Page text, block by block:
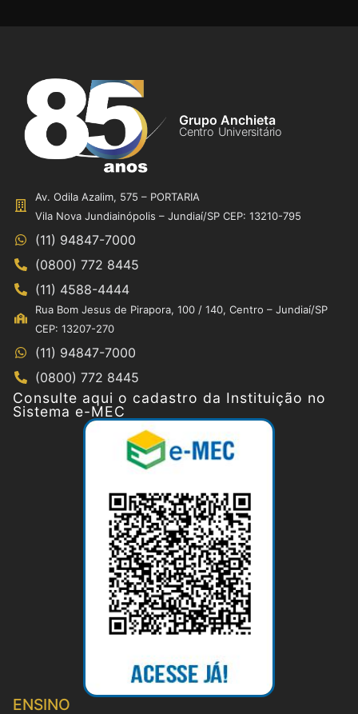
Grupo Anchieta
Centro Universitário
Av. Odila Azalim, 575 – PORTARIA
Vila Nova Jundiainópolis – Jundiaí/SP CEP: 13210-795
(11) 94847-7000
(0800) 772 8445
(11) 4588-4444
Rua Bom Jesus de Pirapora, 100 / 140, Centro – Jundiaí/SP
CEP: 13207-270
(11) 94847-7000
(0800) 772 8445
Consulte aqui o cadastro da Instituição no
Sistema e-MEC
ENSINO